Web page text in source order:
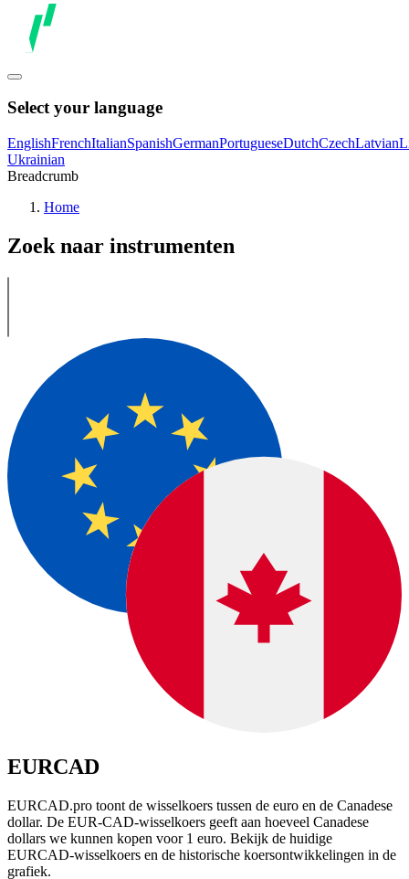
Select your language
EnglishFrenchItalianSpanishGermanPortugueseDutchCzechLatvian
Ukrainian
Breadcrumb
Home
Zoek naar instrumenten
EURCAD
EURCAD.pro toont de wisselkoers tussen de euro en de Canadese
dollar. De EUR-CAD-wisselkoers geeft aan hoeveel Canadese
dollars we kunnen kopen voor 1 euro. Bekijk de huidige
EURCAD-wisselkoers en de historische koersontwikkelingen in de
grafiek.